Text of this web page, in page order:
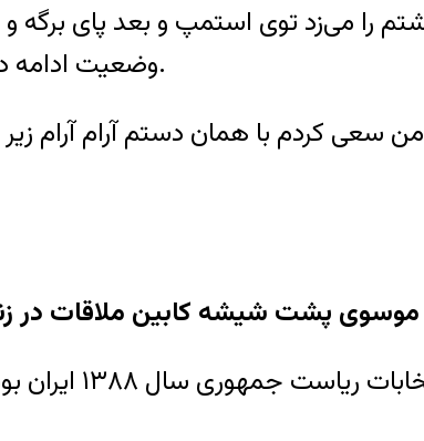
را می‌زد توی استمپ و بعد پای برگه و
وضعیت ادامه داشت و من همه آن برگه‌ها را دانه به دانه انگشت زدم.
سعی کردم با‌‌ همان دستم آرام آرام
پشت شیشه کابین ملاقات در